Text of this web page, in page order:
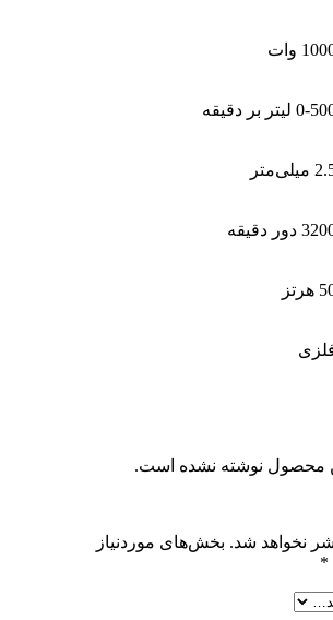
وات
لیتر بر دقیقه
میلی‌متر
دور دقیقه
هرتز
محصول نوشته نشده است.
نخواهد شد. بخش‌های موردنیاز
*